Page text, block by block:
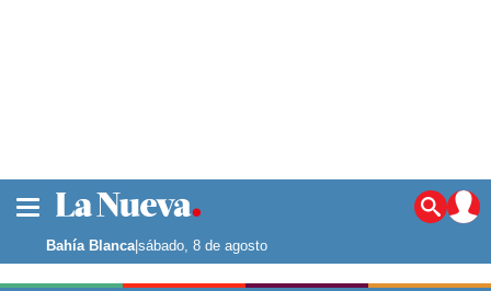
Noticias
La ciudad
Punta Alta
Bahía Blanca|sábado, 8 de agosto